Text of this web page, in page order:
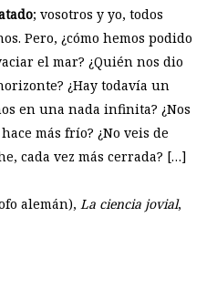
; vosotros y yo, todos
Pero, ¿cómo hemos podido
el mar? ¿Quién nos dio
¿Hay todavía un
en una nada infinita? ¿Nos
más frío? ¿No veis de
cada vez más cerrada? […]
alemán), La ciencia jovial,